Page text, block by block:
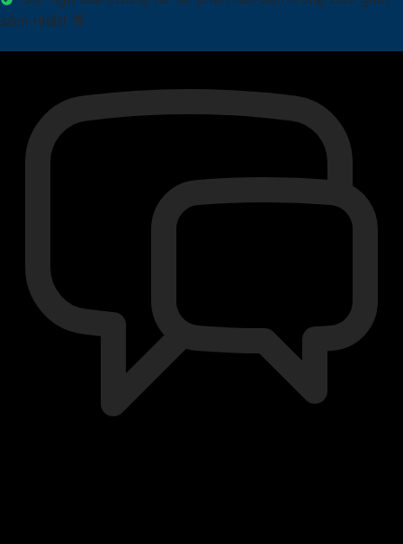
sớm nhất! 👋